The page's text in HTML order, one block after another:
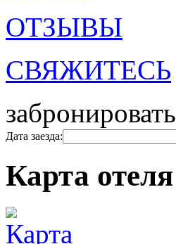
ОТЗЫВЫ
СВЯЖИТЕСЬ
забронировать
Дата заезда:
Карта отеля